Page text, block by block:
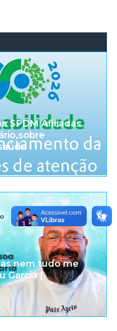
SPDM Afiliadas
sobre
nem tudo me
Garcia |